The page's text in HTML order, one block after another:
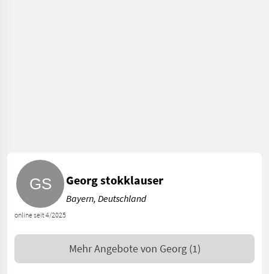
online seit 4/2025
Georg stokklauser
Bayern, Deutschland
Mehr Angebote von Georg (1)